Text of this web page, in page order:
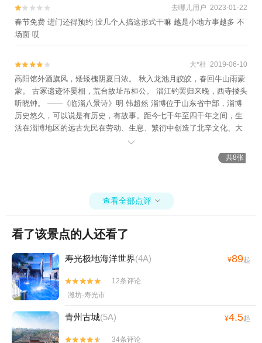

 去哪儿用户 2023-01-22
春节免费 进门还得预约 没几个人搞这形式干嘛 越是小地方事越多 不
场面 哎

 大*杜 2019-06-10
高阳馆外酒旗风，矮矮槐阴夏日浓。 秋入龙池月皎皎，春回牛山雨蒙
蒙。 古冢遗迹怀晏相，荒台故址吊桓公。 淄江钓罢归来晚，西寺搂头
听晓钟。 ――《临淄八景诗》明 韩超然 淄博位于山东省中部，淄博
历史悠久，可以说是有历史，有故事。距今七千年至四千年之间，生
活在淄博地区的远古先民在劳动、生息、繁衍中创造了北辛文化、大
汶口文化、龙山文化，谱写了新石器文化的篇章；为齐文化的发祥
地、世界足球起源地。 中国古车博物馆坐落在后李文化遗址上，是当
代中国首家最系统、最完整、以车马遗址与文物陈列融为一体的博物
冠、列中国十大考古发现之一。 照片拍的不多，更能激发您去看看的
欲望，这里值得推荐！

共8张
查看全部点评 
看了该景点的人还看了
寿光极地海洋世界(4A) ¥89起


12条评论
潍坊·寿光市
青州古城(5A) ¥4.5起

 34条评论